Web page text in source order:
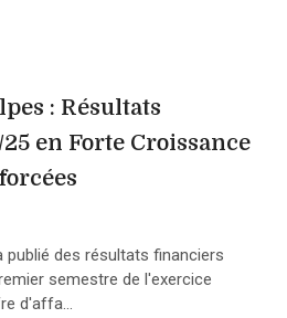
: Résultats
en Forte Croissance
publié des résultats financiers
semestre de l'exercice
d'affa...